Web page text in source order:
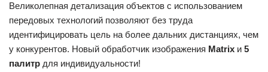
Великолепная детализация объектов с использованием
передовых технологий позволяют без труда
идентифицировать цель на более дальних дистанциях, чем
у конкурентов. Новый обработчик изображения Matrix и 5
палитр для индивидуальности!